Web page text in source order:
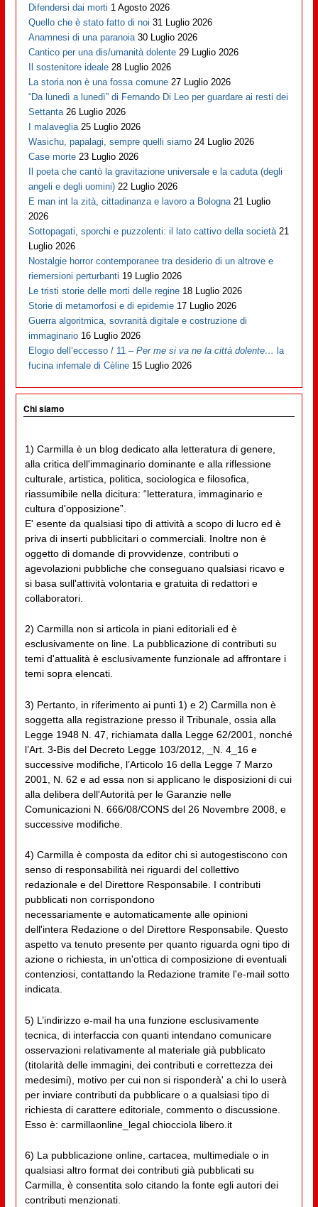
Difendersi dai morti 1 Agosto 2026
Quello che è stato fatto di noi 31 Luglio 2026
Anamnesi di una paranoia 30 Luglio 2026
Cantico per una dis/umanità dolente 29 Luglio 2026
Il sostenitore ideale 28 Luglio 2026
La storia non è una fossa comune 27 Luglio 2026
“Da lunedì a lunedì” di Fernando Di Leo per guardare ai resti dei
Settanta 26 Luglio 2026
I malaveglia 25 Luglio 2026
Wasichu, papalagi, sempre quelli siamo 24 Luglio 2026
Case morte 23 Luglio 2026
Il poeta che cantò la gravitazione universale e la caduta (degli
angeli e degli uomini) 22 Luglio 2026
E man int la zità, cittadinanza e lavoro a Bologna 21 Luglio
2026
Sottopagati, sporchi e puzzolenti: il lato cattivo della società 21
Luglio 2026
Nostalgie horror contemporanee tra desiderio di un altrove e
riemersioni perturbanti 19 Luglio 2026
Le tristi storie delle morti delle regine 18 Luglio 2026
Storie di metamorfosi e di epidemie 17 Luglio 2026
Guerra algoritmica, sovranità digitale e costruzione di
immaginario 16 Luglio 2026
Elogio dell’eccesso / 11 –Per me si va ne la città dolente… la
fucina infernale di Cèline 15 Luglio 2026
Chi siamo
1) Carmilla è un blog dedicato alla letteratura di genere,
alla critica dell'immaginario dominante e alla riflessione
culturale, artistica, politica, sociologica e filosofica,
riassumibile nella dicitura: “letteratura, immaginario e
cultura d'opposizione”.
E' esente da qualsiasi tipo di attività a scopo di lucro ed è
priva di inserti pubblicitari o commerciali. Inoltre non è
oggetto di domande di provvidenze, contributi o
agevolazioni pubbliche che conseguano qualsiasi ricavo e
si basa sull'attività volontaria e gratuita di redattori e
collaboratori.
2) Carmilla non si articola in piani editoriali ed è
esclusivamente on line. La pubblicazione di contributi su
temi d'attualità è esclusivamente funzionale ad affrontare i
temi sopra elencati.
3) Pertanto, in riferimento ai punti 1) e 2) Carmilla non è
soggetta alla registrazione presso il Tribunale, ossia alla
Legge 1948 N. 47, richiamata dalla Legge 62/2001, nonché
l’Art. 3-Bis del Decreto Legge 103/2012, _N. 4_16 e
successive modifiche, l’Articolo 16 della Legge 7 Marzo
2001, N. 62 e ad essa non si applicano le disposizioni di cui
alla delibera dell'Autorità per le Garanzie nelle
Comunicazioni N. 666/08/CONS del 26 Novembre 2008, e
successive modifiche.
4) Carmilla è composta da editor chi si autogestiscono con
senso di responsabilità nei riguardi del collettivo
redazionale e del Direttore Responsabile. I contributi
pubblicati non corrispondono
necessariamente e automaticamente alle opinioni
dell'intera Redazione o del Direttore Responsabile. Questo
aspetto va tenuto presente per quanto riguarda ogni tipo di
azione o richiesta, in un'ottica di composizione di eventuali
contenziosi, contattando la Redazione tramite l'e-mail sotto
indicata.
5) L’indirizzo e-mail ha una funzione esclusivamente
tecnica, di interfaccia con quanti intendano comunicare
osservazioni relativamente al materiale già pubblicato
(titolarità delle immagini, dei contributi e correttezza dei
medesimi), motivo per cui non si risponderà' a chi lo userà
per inviare contributi da pubblicare o a qualsiasi tipo di
richiesta di carattere editoriale, commento o discussione.
Esso è: carmillaonline_legal chiocciola libero.it
6) La pubblicazione online, cartacea, multimediale o in
qualsiasi altro format dei contributi già pubblicati su
Carmilla, è consentita solo citando la fonte egli autori dei
contributi menzionati.